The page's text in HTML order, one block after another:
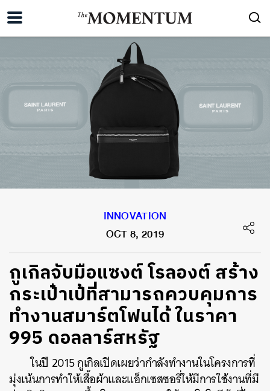
INNOVATION
OCT 8, 2019
กูเกิลจับมือแซงต์ โรลองต์ สร้าง
กระเป๋าเป้ที่สามารถควบคุมการ
ทำงานสมาร์ตโฟนได้ ในราคา
995 ดอลลาร์สหรัฐ
ในปี 2015 กูเกิลเปิดเผยว่ากำลังทำงานในโครงการที่
มุ่งเน้นการทำให้เสื้อผ้าและแอ็กเซสซอรี่ให้มีการใช้งานที่มี